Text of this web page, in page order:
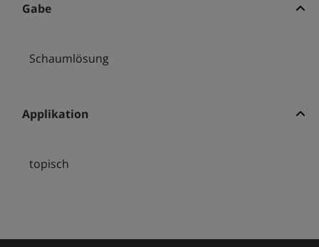
Gabe
Schaumlösung
Applikation
topisch